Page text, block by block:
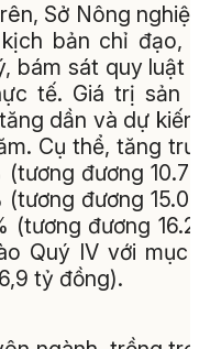
Sở Nông
bản chỉ đạo,
bám sát quy luật
tế. Giá trị sản
dần và dự
Cụ thể, tăng
đương
đương
đương
Quý IV với mục
tỷ đồng).